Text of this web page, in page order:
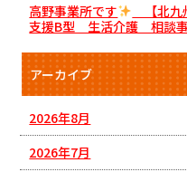
高野事業所です
【北
支援B型 生活介護 相談事
アーカイブ
2026年8月
2026年7月